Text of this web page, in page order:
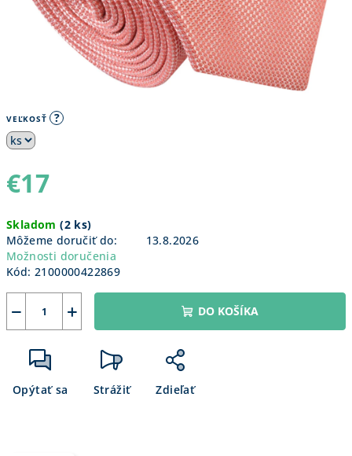
VEĽKOSŤ ?
€17
cena:
Skladom(2 ks)
Môžeme doručiť do:
13.8.2026
Možnosti doručenia
Kód: 2100000422869
+
− DO KOŠÍKA
Opýtať sa Strážiť Zdieľať